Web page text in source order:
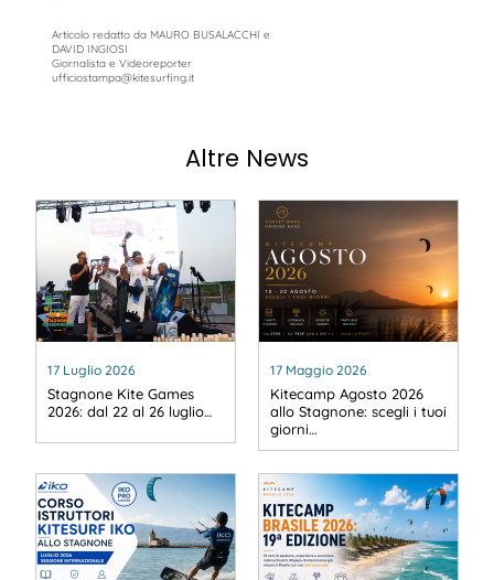
Articolo redatto da MAURO BUSALACCHI e
DAVID INGIOSI
Giornalista e Videoreporter
ufficiostampa@kitesurfing.it
Altre News
17 Luglio 2026
Stagnone Kite Games
2026: dal 22 al 26 luglio…
17 Maggio 2026
Kitecamp Agosto 2026
allo Stagnone: scegli i tuoi
giorni…